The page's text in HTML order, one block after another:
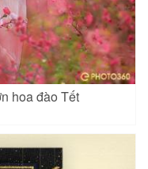
hoa đào Tết